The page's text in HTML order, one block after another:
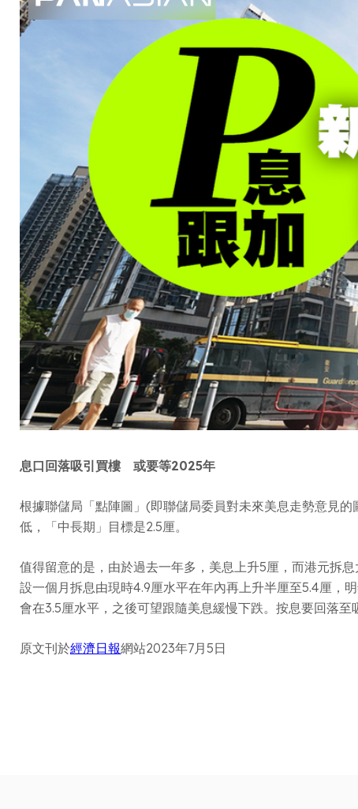
息口回落吸引買樓 或要等2025年
根據聯儲局「點陣圖」(即聯儲局委員對未來美息走勢意見
低，「中長期」目標是2.5厘。
值得留意的是，由於過去一年多，美息上升5厘，而港元拆
設一個月拆息由現時4.9厘水平在年內再上升半厘至5.4厘，
會在3.5厘水平，之後可望跟隨美息緩慢下跌。按息要回落
原文刊於經濟日報網站2023年7月5日